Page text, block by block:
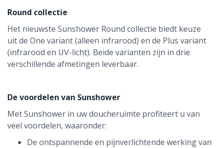
Round collectie
Het nieuwste Sunshower Round collectie biedt keuze
uit de One variant (alleen infrarood) en de Plus variant
(infrarood en UV-licht). Beide varianten zijn in drie
verschillende afmetingen leverbaar.
De voordelen van Sunshower
Met Sunshower in uw doucheruimte profiteert u van
veel voordelen, waaronder:
De ontspannende en pijnverlichtende werking van